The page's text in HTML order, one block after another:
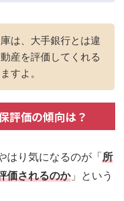
は、大手銀行とは違
産を評価してくれる
すよ。
評価の傾向は？
はり気になるのが「 所
価されるのか」という